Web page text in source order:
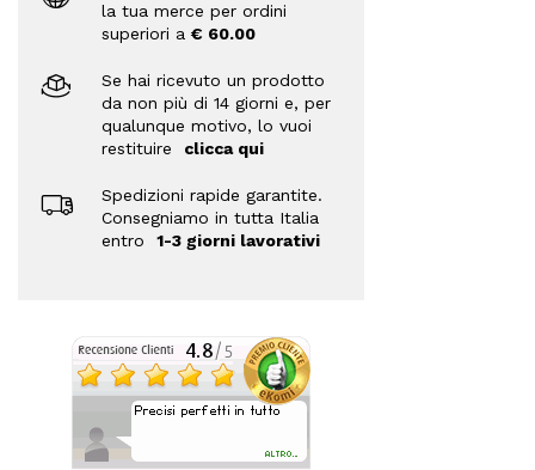
la tua merce per ordini
superiori a € 60.00
Se hai ricevuto un prodotto
da non più di 14 giorni e, per
qualunque motivo, lo vuoi
restituire clicca qui
Spedizioni rapide garantite.
Consegniamo in tutta Italia
entro 1-3 giorni lavorativi